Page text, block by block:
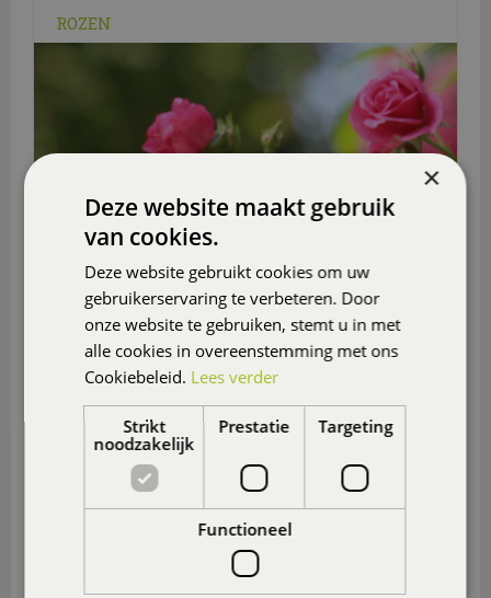
ROZEN
FRUITBOMEN EN FRUITSTRUIKEN
×
Deze website maakt gebruik
van cookies.
Deze website gebruikt cookies om uw
gebruikerservaring te verbeteren. Door
onze website te gebruiken, stemt u in met
alle cookies in overeenstemming met ons
Cookiebeleid. Lees verder
Strikt
noodzakelijk
Prestatie Targeting
Functioneel